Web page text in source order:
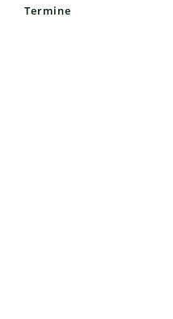
Termine